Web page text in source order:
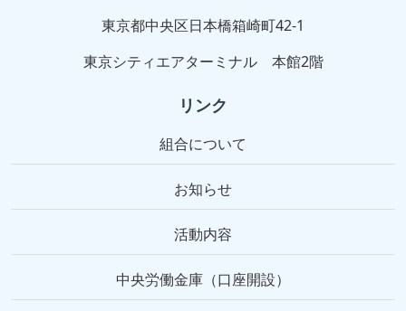
東京都中央区日本橋箱崎町42-1
東京シティエアターミナル 本館2階
リンク
組合について
お知らせ
活動内容
中央労働金庫（口座開設）